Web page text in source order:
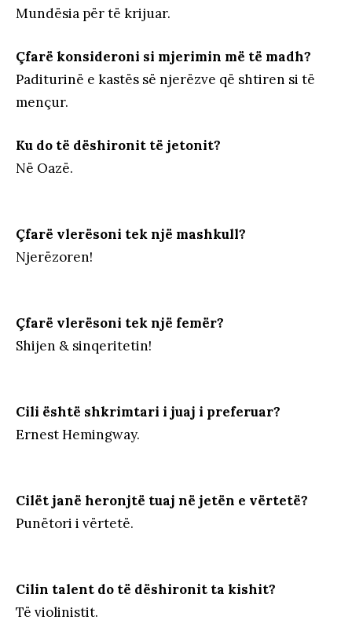
Mundësia për të krijuar.
Çfarë konsideroni si mjerimin më të madh?
Paditurinë e kastës së njerëzve që shtiren si të
mençur.
Ku do të dëshironit të jetonit?
Në Oazë.
Çfarë vlerësoni tek një mashkull?
Njerëzoren!
Çfarë vlerësoni tek një femër?
Shijen & sinqeritetin!
Cili është shkrimtari i juaj i preferuar?
Ernest Hemingway.
Cilët janë heronjtë tuaj në jetën e vërtetë?
Punëtori i vërtetë.
Cilin talent do të dëshironit ta kishit?
Të violinistit.